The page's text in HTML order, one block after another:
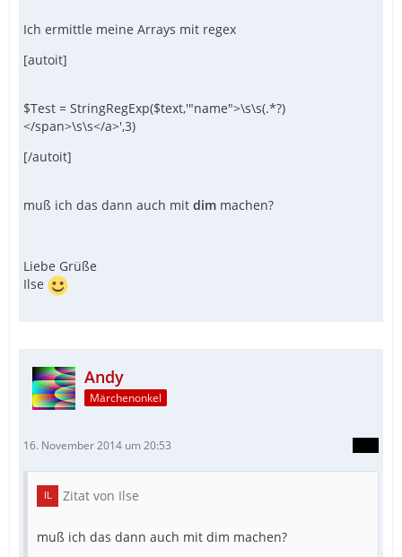
Ich ermittle meine Arrays mit regex
[autoit]
$Test = StringRegExp($text,'"name">\s\s(.*?)
</span>\s\s</a>',3)
[/autoit]
muß ich das dann auch mit dim machen?
Liebe Grüße
Ilse
Andy
Märchenonkel
16. November 2014 um 20:53
Zitat von Ilse
muß ich das dann auch mit dim machen?